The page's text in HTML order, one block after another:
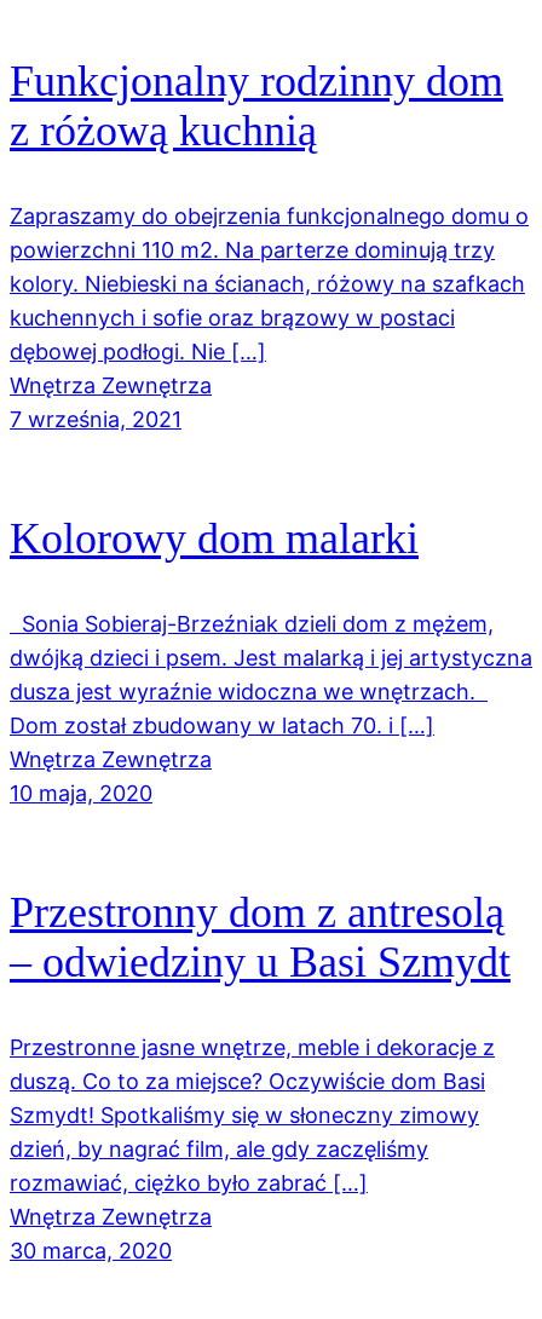
Funkcjonalny rodzinny dom
z różową kuchnią
Zapraszamy do obejrzenia funkcjonalnego domu o
powierzchni 110 m2. Na parterze dominują trzy
kolory. Niebieski na ścianach, różowy na szafkach
kuchennych i sofie oraz brązowy w postaci
dębowej podłogi. Nie […]
Wnętrza Zewnętrza
7 września, 2021
Kolorowy dom malarki
Sonia Sobieraj-Brzeźniak dzieli dom z mężem,
dwójką dzieci i psem. Jest malarką i jej artystyczna
dusza jest wyraźnie widoczna we wnętrzach.
Dom został zbudowany w latach 70. i […]
Wnętrza Zewnętrza
10 maja, 2020
Przestronny dom z antresolą
– odwiedziny u Basi Szmydt
Przestronne jasne wnętrze, meble i dekoracje z
duszą. Co to za miejsce? Oczywiście dom Basi
Szmydt! Spotkaliśmy się w słoneczny zimowy
dzień, by nagrać film, ale gdy zaczęliśmy
rozmawiać, ciężko było zabrać […]
Wnętrza Zewnętrza
30 marca, 2020